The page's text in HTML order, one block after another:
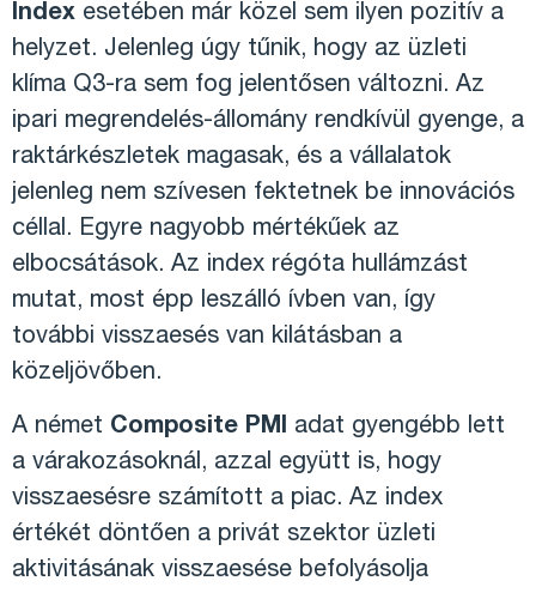
Index esetében már közel sem ilyen pozitív a
helyzet. Jelenleg úgy tűnik, hogy az üzleti
klíma Q3-ra sem fog jelentősen változni. Az
ipari megrendelés-állomány rendkívül gyenge, a
raktárkészletek magasak, és a vállalatok
jelenleg nem szívesen fektetnek be innovációs
céllal. Egyre nagyobb mértékűek az
elbocsátások. Az index régóta hullámzást
mutat, most épp leszálló ívben van, így
további visszaesés van kilátásban a
közeljövőben.
A német Composite PMI adat gyengébb lett
a várakozásoknál, azzal együtt is, hogy
visszaesésre számított a piac. Az index
értékét döntően a privát szektor üzleti
aktivitásának visszaesése befolyásolja